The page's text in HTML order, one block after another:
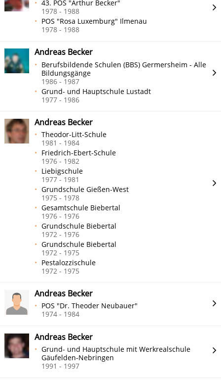
43. POS "Arthur Becker"
1978 - 1988
POS "Rosa Luxemburg" Ilmenau
1978 - 1988
Andreas Becker
Berufsbildende Schulen (BBS) Germersheim - Alle
Bildungsgänge
1986 - 1987
Grund- und Hauptschule Lustadt
1977 - 1986
Andreas Becker
Theodor-Litt-Schule
1981 - 1984
Friedrich-Ebert-Schule
1976 - 1982
Liebigschule
1977 - 1981
Grundschule Gießen-West
1975 - 1978
Gesamtschule Biebertal
1976 - 1976
Grundschule Biebertal
1972 - 1976
Grundschule Biebertal
1972 - 1975
Pestalozzischule
1972 - 1975
Andreas Becker
POS "Dr. Theoder Neubauer"
1974 - 1984
Andreas Becker
Grund- und Hauptschule mit Werkrealschule
Gäufelden-Nebringen
1991 - 1997